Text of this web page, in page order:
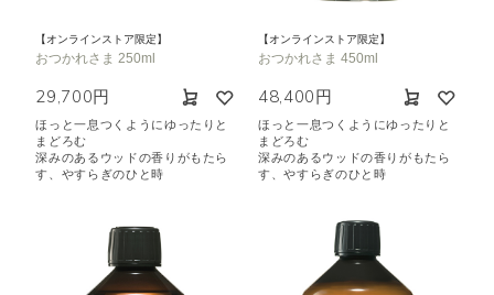
【オンラインストア限定】
おつかれさま 250ml
29,700円
ほっと一息つくようにゆったりと
まどろむ
深みのあるウッドの香りがもたら
す、やすらぎのひと時
【オンラインストア限定】
おつかれさま 450ml
48,400円
ほっと一息つくようにゆったりと
まどろむ
深みのあるウッドの香りがもたら
す、やすらぎのひと時